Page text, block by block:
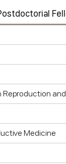
Reproduction
Medicine